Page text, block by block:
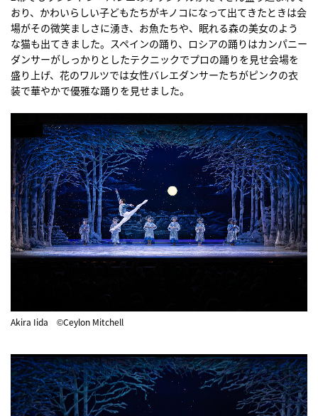
おり、かわいらしい子どもたちがキノコになって出てきたときは会
場がその微笑ましさに湧き、お魚たちや、眠れる森の美女のよう
な猫も出てきました。スペインの踊り、ロシアの踊りはカンパニー
ダンサーがしっかりとしたテクニックでプロの踊りを見せ会場を
盛り上げ、花のワルツでは女性バレエダンサーたちがピンクの衣
装で華やかで優雅な踊りを見せました。
Akira Iida ©Ceylon Mitchell